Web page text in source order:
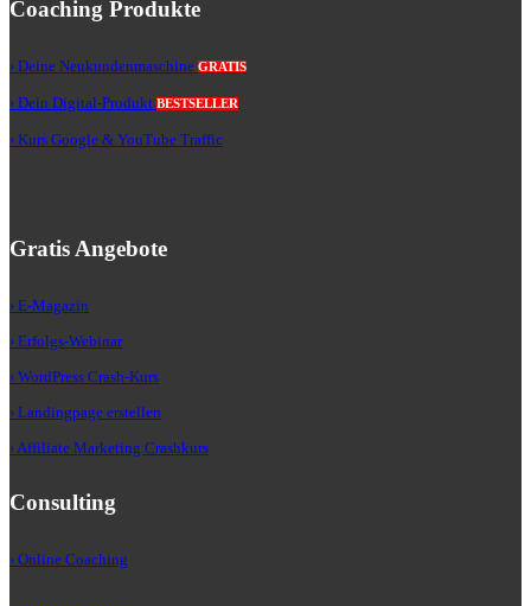
Coaching Produkte
› Deine Neukundenmaschine GRATIS
› Dein Digital-Produkt BESTSELLER
› Kurs Google & YouTube Traffic
Gratis Angebote
› E-Magazin
› Erfolgs-Webinar
› WordPress Crash-Kurs
› Landingpage erstellen
› Affiliate Marketing Crashkurs
Consulting
› Online Coaching